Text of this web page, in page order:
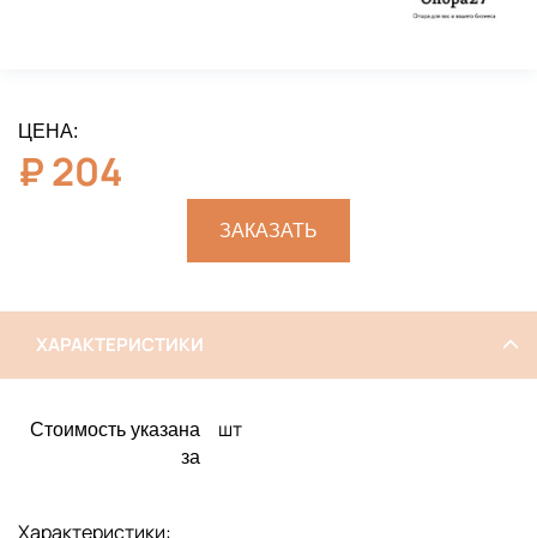
ЦЕНА:
₽204
ЗАКАЗАТЬ
ХАРАКТЕРИСТИКИ
Стоимость указана
за
шт
Характеристики: